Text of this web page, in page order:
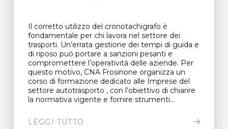
Il corretto utilizzo del cronotachigrafo è
fondamentale per chi lavora nel settore dei
trasporti. Un’errata gestione dei tempi di guida e
di riposo può portare a sanzioni pesanti e
compromettere l’operatività delle aziende. Per
questo motivo, CNA Frosinone organizza un
corso di formazione dedicato alle Imprese del
settore autotrasporto , con l’obiettivo di chiarire
la normativa vigente e fornire strumenti...
LEGGI TUTTO